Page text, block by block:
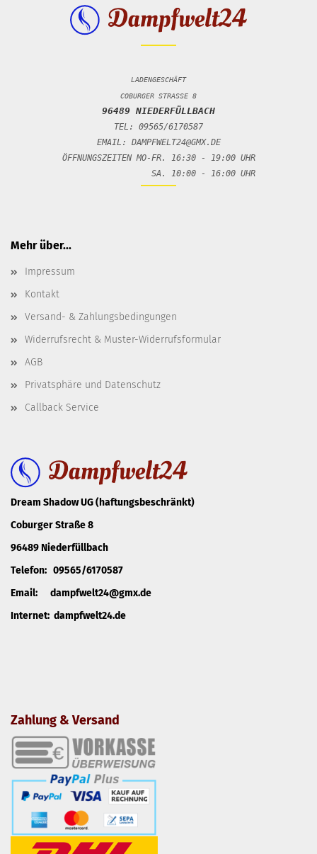
LADENGESCHÄFT
COBURGER STRASSE 8
96489 NIEDERFÜLLBACH
TEL: 09565/6170587
EMAIL: DAMPFWELT24@GMX.DE
ÖFFNUNGSZEITEN MO-FR. 16:30 - 19:00 UHR
SA. 10:00 - 16:00 UHR
Mehr über...
Impressum
Kontakt
Versand- & Zahlungsbedingungen
Widerrufsrecht & Muster-Widerrufsformular
AGB
Privatsphäre und Datenschutz
Callback Service
Dream Shadow UG (haftungsbeschränkt)
Coburger Straße 8
96489 Niederfüllbach
Telefon: 09565/6170587
Email: dampfwelt24@gmx.de
Internet: dampfwelt24.de
Zahlung & Versand